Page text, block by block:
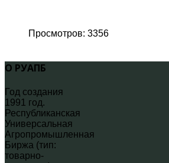
Просмотров: 3356
О РУАПБ
Год создания
1991 год.
Республиканская
Универсальная
Агропромышленная
Биржа (тип:
товарно-